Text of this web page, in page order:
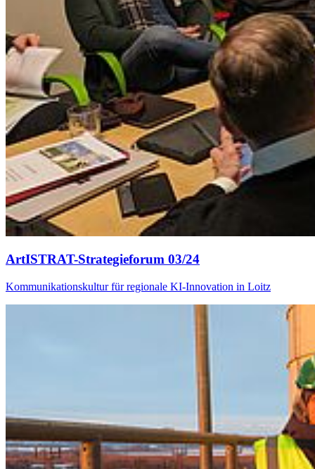
ArtISTRAT-Strategieforum 03/24
Kommunikationskultur für regionale KI-Innovation in Loitz